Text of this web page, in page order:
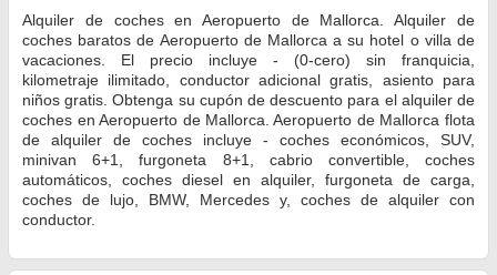
Alquiler de coches en Aeropuerto de Mallorca. Alquiler de
coches baratos de Aeropuerto de Mallorca a su hotel o villa de
vacaciones. El precio incluye - (0-cero) sin franquicia,
kilometraje ilimitado, conductor adicional gratis, asiento para
niños gratis. Obtenga su cupón de descuento para el alquiler de
coches en Aeropuerto de Mallorca. Aeropuerto de Mallorca flota
de alquiler de coches incluye - coches económicos, SUV,
minivan 6+1, furgoneta 8+1, cabrio convertible, coches
automáticos, coches diesel en alquiler, furgoneta de carga,
coches de lujo, BMW, Mercedes y, coches de alquiler con
conductor.